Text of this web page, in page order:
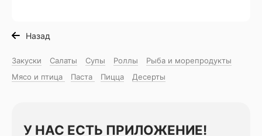
Назад
Закуски Салаты Супы Роллы
Рыба и морепродукты
Мясо и птица
Паста Пицца Десерты
У НАС ЕСТЬ ПРИЛОЖЕНИЕ!